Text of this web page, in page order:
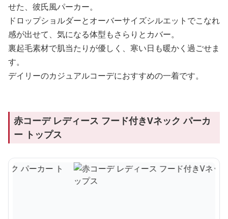
せた、彼氏風パーカー。
ドロップショルダーとオーバーサイズシルエットでこなれ
感が出せて、気になる体型もさらりとカバー。
裏起毛素材で肌当たりが優しく、寒い日も暖かく過ごせま
す。
デイリーのカジュアルコーデにおすすめの一着です。
赤コーデ レディース フード付きVネック パーカ
ー トップス